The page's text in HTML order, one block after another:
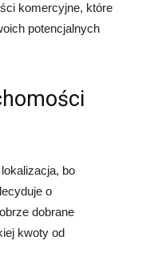
komercyjne, które
potencjalnych
bo
o
dobrane
kwoty od